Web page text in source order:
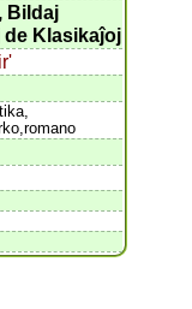
Bildaj
de Klasikaĵoj